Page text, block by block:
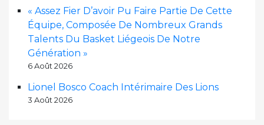
« Assez Fier D’avoir Pu Faire Partie De Cette
Équipe, Composée De Nombreux Grands
Talents Du Basket Liégeois De Notre
Génération »
6 Août 2026
Lionel Bosco Coach Intérimaire Des Lions
3 Août 2026